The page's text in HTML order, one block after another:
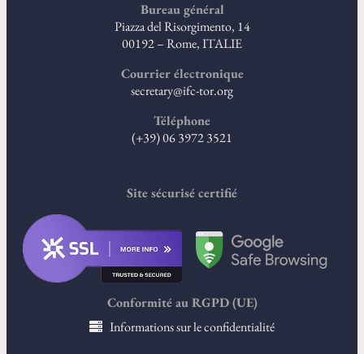
Bureau général
Piazza del Risorgimento, 14
00192 – Rome, ITALIE
Courrier électronique
secretary@ifc-tor.org
Téléphone
(+39) 06 3972 3521
Site sécurisé certifié
Conformité au RGPD (UE)
Informations sur le confidentialité